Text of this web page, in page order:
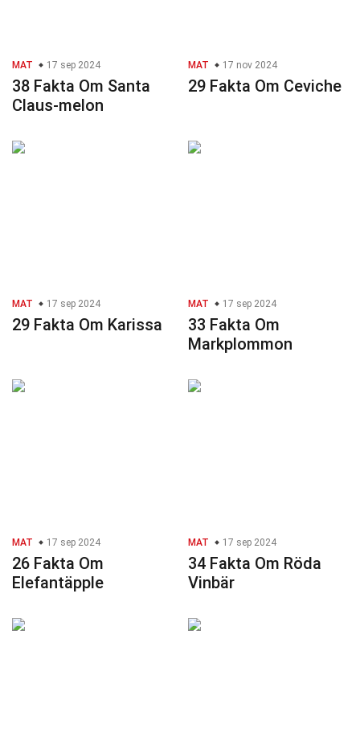
MAT 17 sep 2024
38 Fakta Om Santa
Claus-melon
MAT 17 nov 2024
29 Fakta Om Ceviche
MAT 17 sep 2024
29 Fakta Om Karissa
MAT 17 sep 2024
33 Fakta Om
Markplommon
MAT 17 sep 2024
26 Fakta Om
Elefantäpple
MAT 17 sep 2024
34 Fakta Om Röda
Vinbär